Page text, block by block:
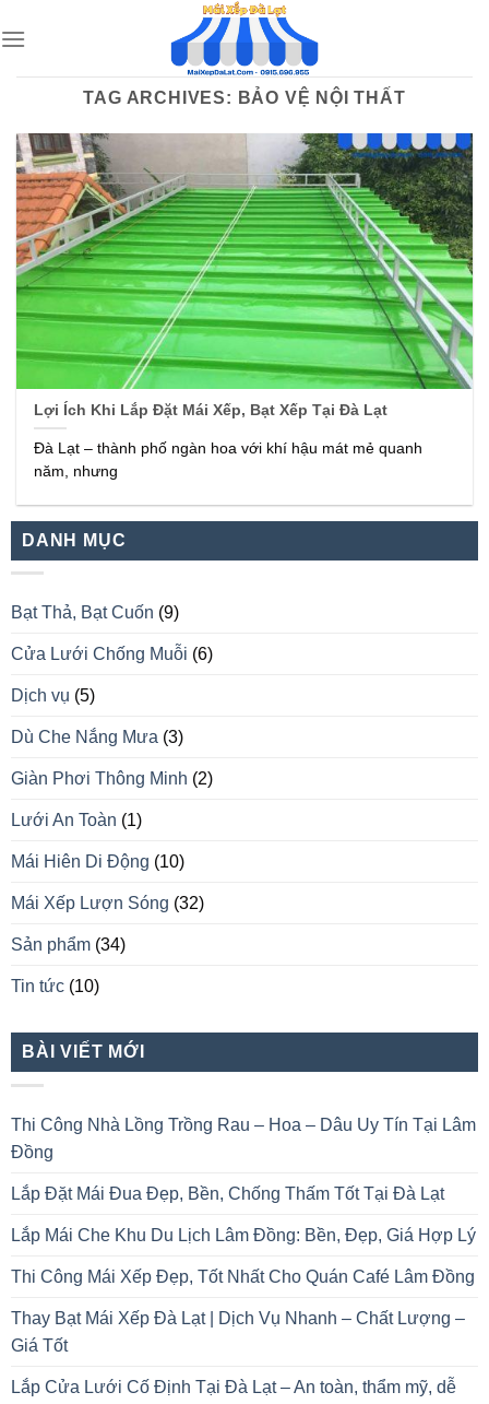
to
TAG ARCHIVES: BẢO VỆ NỘI THẤT
Lợi Ích Khi Lắp Đặt Mái Xếp, Bạt Xếp Tại Đà Lạt
Đà Lạt – thành phố ngàn hoa với khí hậu mát mẻ quanh
năm, nhưng
DANH MỤC
Bạt Thả, Bạt Cuốn (9)
Cửa Lưới Chống Muỗi (6)
Dịch vụ (5)
Dù Che Nắng Mưa (3)
Giàn Phơi Thông Minh (2)
Lưới An Toàn (1)
Mái Hiên Di Động (10)
Mái Xếp Lượn Sóng (32)
Sản phẩm (34)
Tin tức (10)
BÀI VIẾT MỚI
Thi Công Nhà Lồng Trồng Rau – Hoa – Dâu Uy Tín Tại Lâm
Đồng
Lắp Đặt Mái Đua Đẹp, Bền, Chống Thấm Tốt Tại Đà Lạt
Lắp Mái Che Khu Du Lịch Lâm Đồng: Bền, Đẹp, Giá Hợp Lý
Thi Công Mái Xếp Đẹp, Tốt Nhất Cho Quán Café Lâm Đồng
Thay Bạt Mái Xếp Đà Lạt | Dịch Vụ Nhanh – Chất Lượng –
Giá Tốt
Lắp Cửa Lưới Cố Định Tại Đà Lạt – An toàn, thẩm mỹ, dễ